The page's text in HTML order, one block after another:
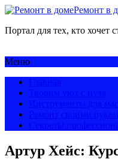
Ремонт в
Портал для тех, кто хочет
Меню
Артур Хейс: